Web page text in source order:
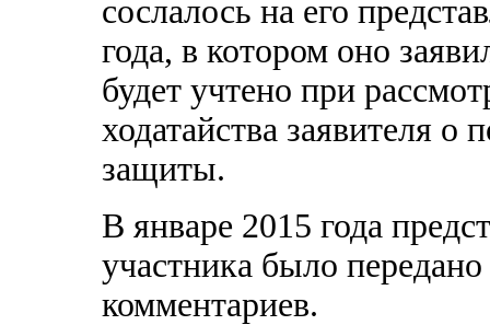
сослалось на его
года, в котором оно
будет учтено при
ходатайства заявителя о
защиты.
В январе 2015 года
участника было
комментариев.